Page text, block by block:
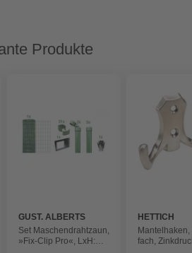
Produkte
GUST. ALBERTS
GMBH & CO. KG
Set Maschendrahtzaun,
»Fix-Clip Pro«, LxH:
HETTICH
Mantelhaken,
fach,